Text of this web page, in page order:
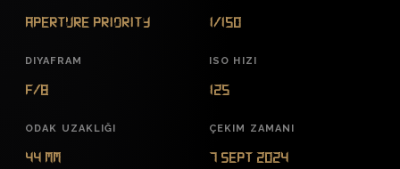
Aperture Priority 1/150
DIYAFRAM
f/8
ISO HIZI
125
ODAK UZAKLIĞI
44 mm
ÇEKIM ZAMANI
7 Sept 2024